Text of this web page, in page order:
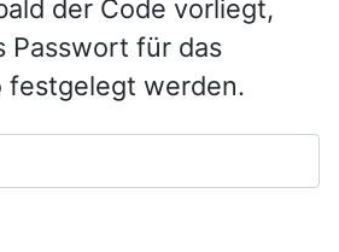
der Code vorliegt,
Passwort für das
festgelegt werden.